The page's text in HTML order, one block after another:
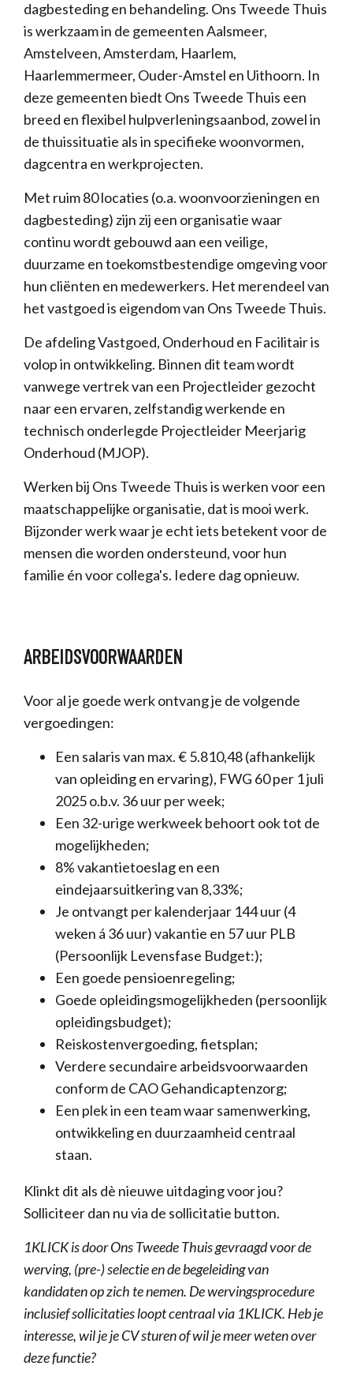
dagbesteding en behandeling. Ons Tweede Thuis
is werkzaam in de gemeenten Aalsmeer,
Amstelveen, Amsterdam, Haarlem,
Haarlemmermeer, Ouder-Amstel en Uithoorn. In
deze gemeenten biedt Ons Tweede Thuis een
breed en flexibel hulpverleningsaanbod, zowel in
de thuissituatie als in specifieke woonvormen,
dagcentra en werkprojecten.
Met ruim 80 locaties (o.a. woonvoorzieningen en
dagbesteding) zijn zij een organisatie waar
continu wordt gebouwd aan een veilige,
duurzame en toekomstbestendige omgeving voor
hun cliënten en medewerkers. Het merendeel van
het vastgoed is eigendom van Ons Tweede Thuis.
De afdeling Vastgoed, Onderhoud en Facilitair is
volop in ontwikkeling. Binnen dit team wordt
vanwege vertrek van een Projectleider gezocht
naar een ervaren, zelfstandig werkende en
technisch onderlegde Projectleider Meerjarig
Onderhoud (MJOP).
Werken bij Ons Tweede Thuis is werken voor een
maatschappelijke organisatie, dat is mooi werk.
Bijzonder werk waar je echt iets betekent voor de
mensen die worden ondersteund, voor hun
familie én voor collega's. Iedere dag opnieuw.
ARBEIDSVOORWAARDEN
Voor al je goede werk ontvang je de volgende
vergoedingen:
Een salaris van max. € 5.810,48 (afhankelijk
van opleiding en ervaring), FWG 60 per 1 juli
2025 o.b.v. 36 uur per week;
Een 32-urige werkweek behoort ook tot de
mogelijkheden;
8% vakantietoeslag en een
eindejaarsuitkering van 8,33%;
Je ontvangt per kalenderjaar 144 uur (4
weken á 36 uur) vakantie en 57 uur PLB
(Persoonlijk Levensfase Budget:);
Een goede pensioenregeling;
Goede opleidingsmogelijkheden (persoonlijk
opleidingsbudget);
Reiskostenvergoeding, fietsplan;
Verdere secundaire arbeidsvoorwaarden
conform de CAO Gehandicaptenzorg;
Een plek in een team waar samenwerking,
ontwikkeling en duurzaamheid centraal
staan.
Klinkt dit als dè nieuwe uitdaging voor jou?
Solliciteer dan nu via de sollicitatie button.
1KLICK is door Ons Tweede Thuis gevraagd voor de
werving, (pre-) selectie en de begeleiding van
kandidaten op zich te nemen. De wervingsprocedure
inclusief sollicitaties loopt centraal via 1KLICK. Heb je
interesse, wil je je CV sturen of wil je meer weten over
deze functie?